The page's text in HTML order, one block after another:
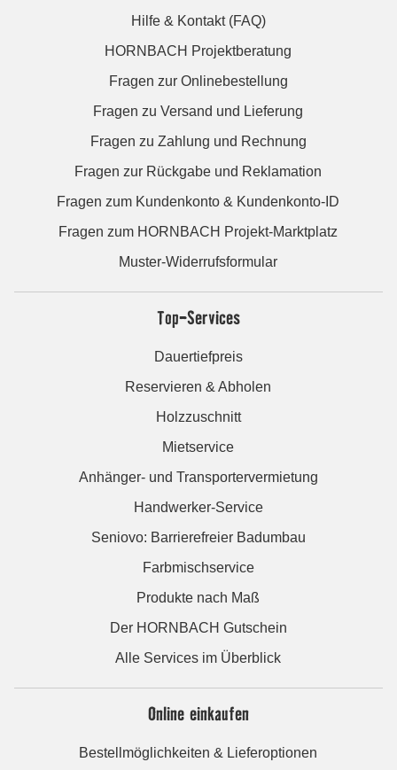
Hilfe & Kontakt (FAQ)
HORNBACH Projektberatung
Fragen zur Onlinebestellung
Fragen zu Versand und Lieferung
Fragen zu Zahlung und Rechnung
Fragen zur Rückgabe und Reklamation
Fragen zum Kundenkonto & Kundenkonto-ID
Fragen zum HORNBACH Projekt-Marktplatz
Muster-Widerrufsformular
Top-Services
Dauertiefpreis
Reservieren & Abholen
Holzzuschnitt
Mietservice
Anhänger- und Transportervermietung
Handwerker-Service
Seniovo: Barrierefreier Badumbau
Farbmischservice
Produkte nach Maß
Der HORNBACH Gutschein
Alle Services im Überblick
Online einkaufen
Bestellmöglichkeiten & Lieferoptionen